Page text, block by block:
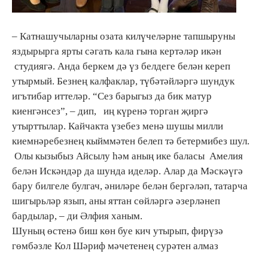
– Катнашучыларны озата килүчеләрне тапшыруны
яздырырга ярты сәгать кала гына кертәләр икән
студиягә. Анда беркем дә үз белдеге белән кереп
утырмый. Безнең калфаклар, түбәтәйләргә шундук
игътибар иттеләр. “Сез барыгыз да бик матур
киенгәнсез”, – дип, иң күренә торган җиргә
утырттылар. Кайчакта үзебез менә шушы милли
киемнәребезнең кыйммәтен белеп тә бетермибез шул.
Олы кызыбыз Айсылу һәм аның ике баласы Амелия
белән Искәндәр да шунда иделәр. Алар да Мәскәүгә
бару билгеле булгач, әниләре белән бергәләп, татарча
шигырьләр язып, аны яттан сөйләргә әзерләнеп
бардылар, – ди Әлфия ханым.
Шуның өстенә биш көн буе кич утырып, фирүзә
гөмбәзле Кол Шәриф мәчетенең сурәтен алмаз